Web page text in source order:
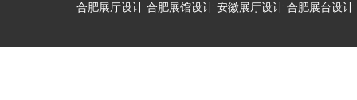
合肥展厅设计 合肥展馆设计 安徽展厅设计 合肥展台设计